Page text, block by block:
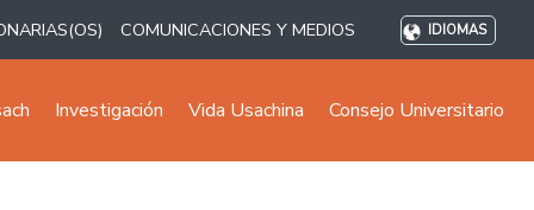
COMUNICACIONES Y MEDIOS IDIOMAS
Investigación Vida Usachina Consejo Universitario